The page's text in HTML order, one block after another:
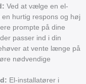
Ved at vælge en el-
hurtig respons og høj
prompte på dine
passer ind i din
at vente længe på
nødvendige
El-installatører i